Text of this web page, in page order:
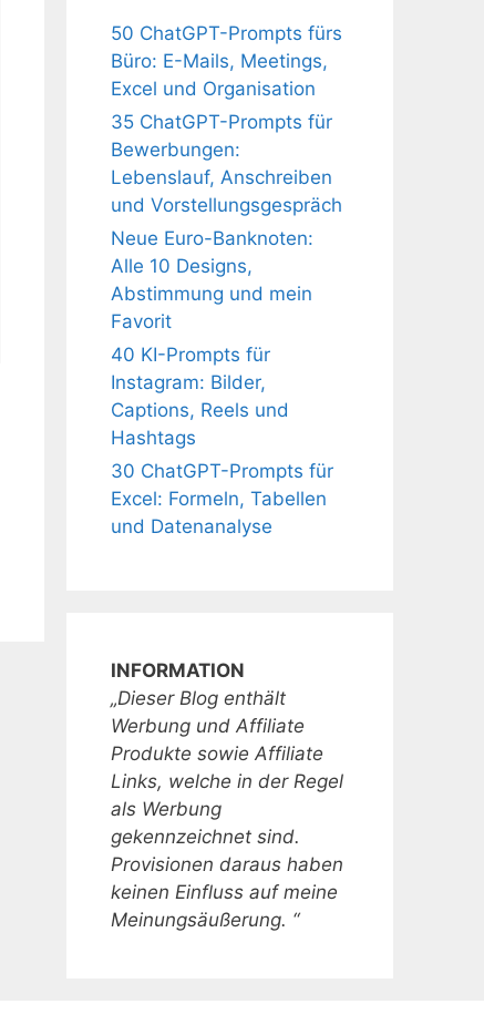
50 ChatGPT-Prompts fürs
Büro: E-Mails, Meetings,
Excel und Organisation
35 ChatGPT-Prompts für
Bewerbungen:
Lebenslauf, Anschreiben
und Vorstellungsgespräch
Neue Euro-Banknoten:
Alle 10 Designs,
Abstimmung und mein
Favorit
40 KI-Prompts für
Instagram: Bilder,
Captions, Reels und
Hashtags
30 ChatGPT-Prompts für
Excel: Formeln, Tabellen
und Datenanalyse
INFORMATION
„Dieser Blog enthält
Werbung und Affiliate
Produkte sowie Affiliate
Links, welche in der Regel
als Werbung
gekennzeichnet sind.
Provisionen daraus haben
keinen Einfluss auf meine
Meinungsäußerung. “